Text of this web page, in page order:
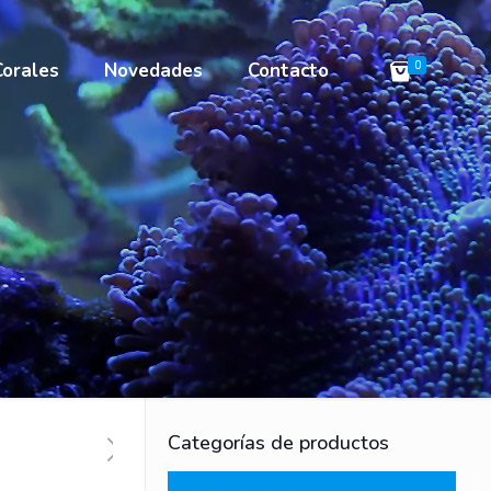
Novedades Contacto 0
Categorías de productos